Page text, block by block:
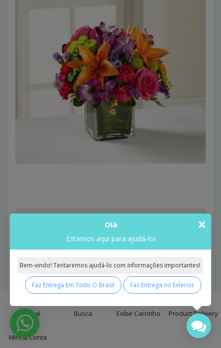
Principal Busca Exibir Carrinho Product Delivery
Minha Conta
Birthday Cheer Bouquet
Model: Birthday Cheer Bouquet
Comprar
×
Olá
Estamos aqui para ajudá-lo!
Bem-vindo! Tentaremos ajudá-lo com informações importantes!
Faz Entrega Em Todo O Brasil Faz Entrega no Exterior